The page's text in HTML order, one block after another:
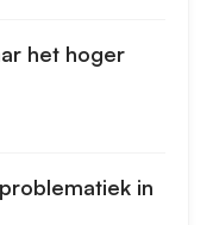
het hoger
in